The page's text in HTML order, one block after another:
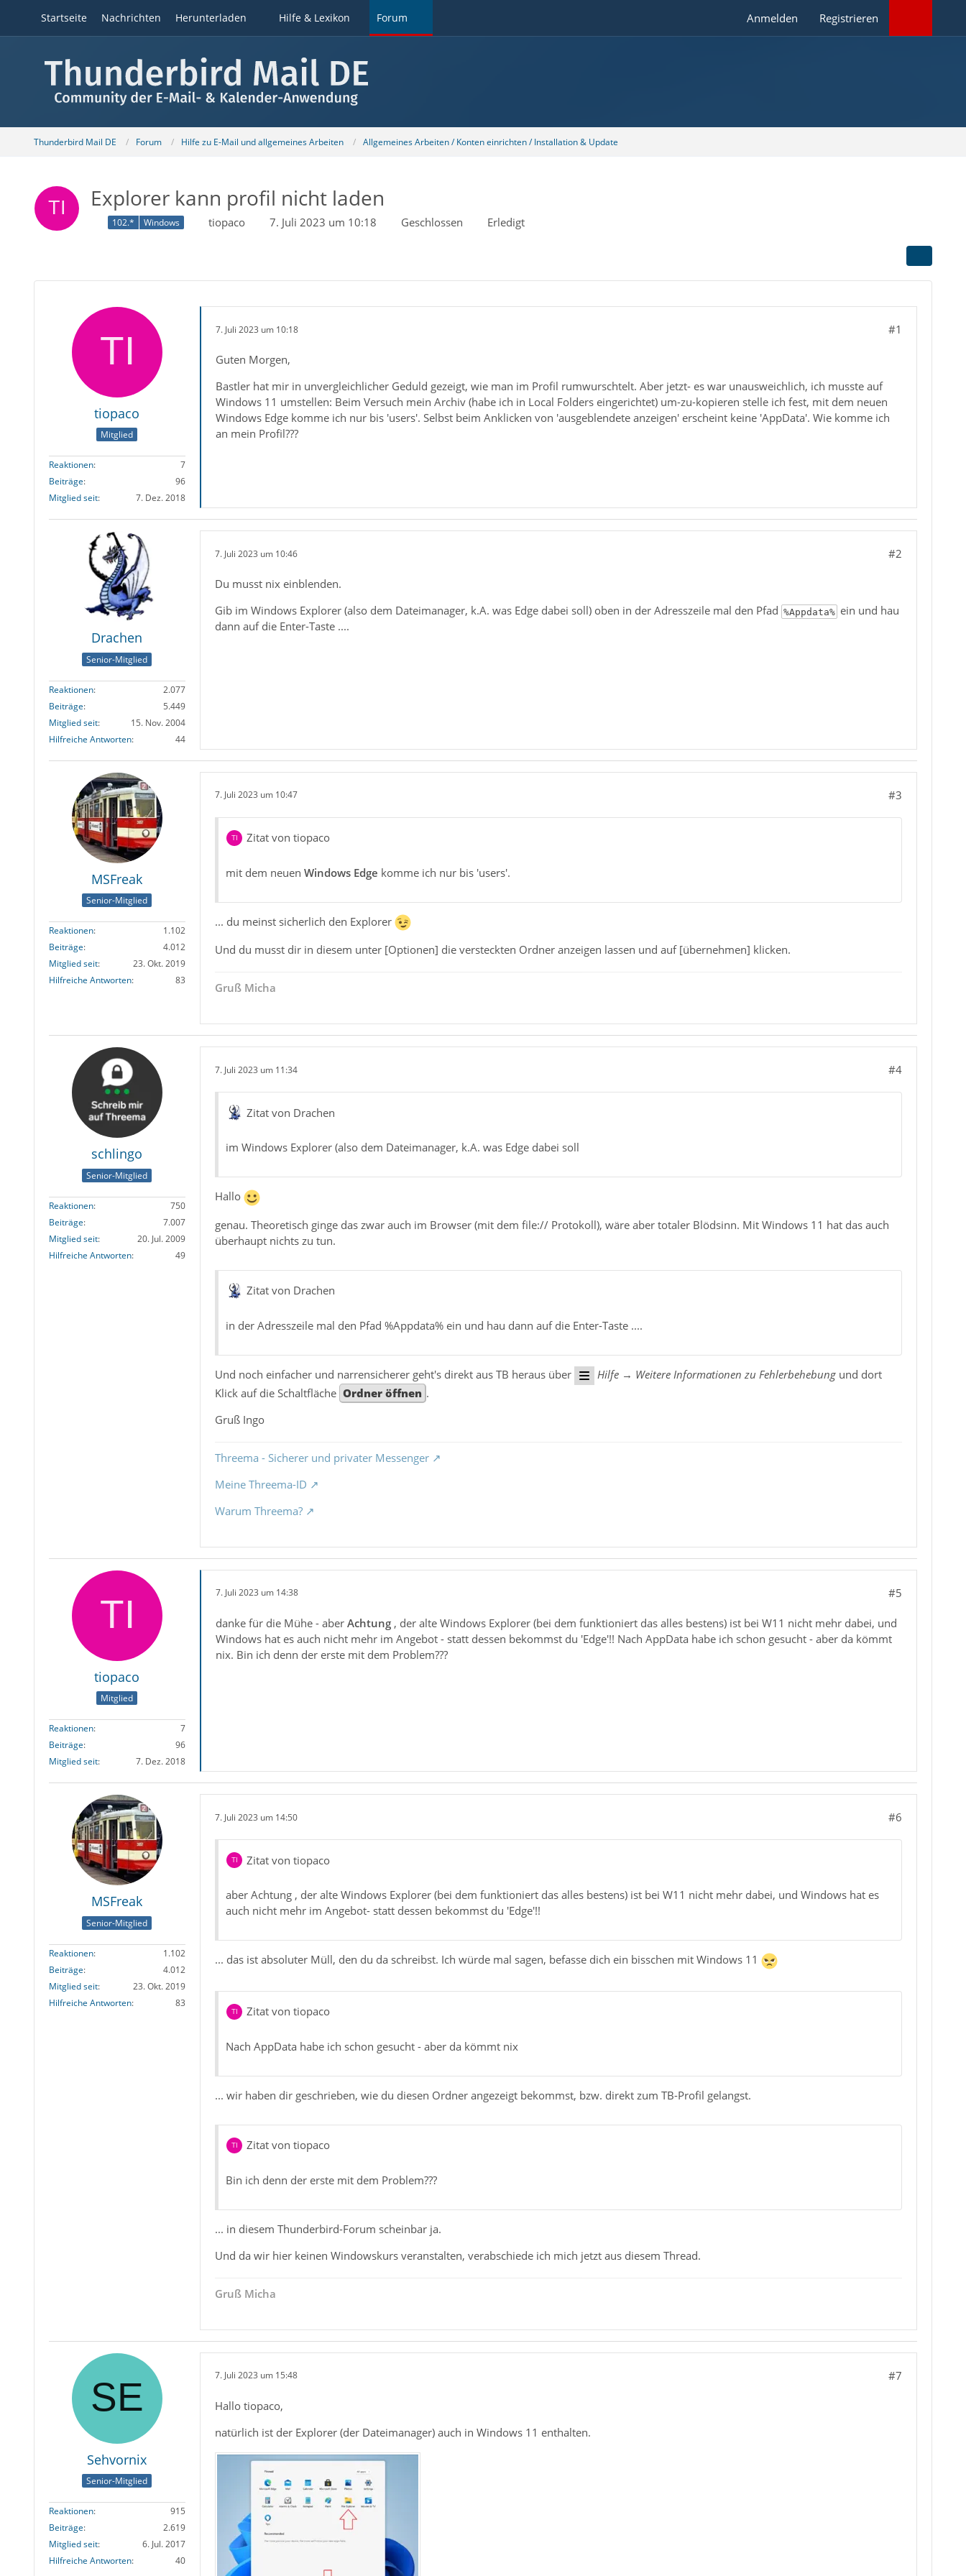
Startseite Nachrichten Herunterladen Hilfe & Lexikon Forum Anmelden Registrieren
Thunderbird Mail DE Forum Hilfe zu E-Mail und allgemeines Arbeiten Allgemeines Arbeiten / Konten einrichten / Installation & Update
Explorer kann profil nicht laden
102.* Windows tiopaco 7. Juli 2023 um 10:18 Geschlossen Erledigt
tiopaco
Mitglied
Reaktionen
7
Beiträge
96
Mitglied seit
7. Dez. 2018
7. Juli 2023 um 10:18 #1
Guten Morgen,
Bastler hat mir in unvergleichlicher Geduld gezeigt, wie man im Profil rumwurschtelt. Aber jetzt- es war unausweichlich, ich musste auf
Windows 11 umstellen: Beim Versuch mein Archiv (habe ich in Local Folders eingerichtet) um-zu-kopieren stelle ich fest, mit dem neuen
Windows Edge komme ich nur bis 'users'. Selbst beim Anklicken von 'ausgeblendete anzeigen' erscheint keine 'AppData'. Wie komme ich
an mein Profil???
Drachen
Senior-Mitglied
Reaktionen
2.077
Beiträge
5.449
Mitglied seit
15. Nov. 2004
Hilfreiche Antworten
44
7. Juli 2023 um 10:46 #2
Du musst nix einblenden.
Gib im Windows Explorer (also dem Dateimanager, k.A. was Edge dabei soll) oben in der Adresszeile mal den Pfad %Appdata% ein und hau
dann auf die Enter-Taste ....
MSFreak
Senior-Mitglied
Reaktionen
1.102
Beiträge
4.012
Mitglied seit
23. Okt. 2019
Hilfreiche Antworten
83
7. Juli 2023 um 10:47 #3
Zitat von tiopaco
mit dem neuen Windows Edge komme ich nur bis 'users'.
... du meinst sicherlich den Explorer
Und du musst dir in diesem unter [Optionen] die versteckten Ordner anzeigen lassen und auf [übernehmen] klicken.
Gruß Micha
schlingo
Senior-Mitglied
Reaktionen
750
Beiträge
7.007
Mitglied seit
20. Jul. 2009
Hilfreiche Antworten
49
7. Juli 2023 um 11:34 #4
Zitat von Drachen
im Windows Explorer (also dem Dateimanager, k.A. was Edge dabei soll
Hallo
genau. Theoretisch ginge das zwar auch im Browser (mit dem file:// Protokoll), wäre aber totaler Blödsinn. Mit Windows 11 hat das auch
überhaupt nichts zu tun.
Zitat von Drachen
in der Adresszeile mal den Pfad %Appdata% ein und hau dann auf die Enter-Taste ....
Und noch einfacher und narrensicherer geht's direkt aus TB heraus über Hilfe→ Weitere Informationen zu Fehlerbehebungund dort
Klick auf die Schaltfläche Ordner öffnen .
Gruß Ingo
Threema - Sicherer und privater Messenger
Meine Threema-ID
Warum Threema?
tiopaco
Mitglied
Reaktionen
7
Beiträge
96
Mitglied seit
7. Dez. 2018
7. Juli 2023 um 14:38 #5
danke für die Mühe - aber Achtung , der alte Windows Explorer (bei dem funktioniert das alles bestens) ist bei W11 nicht mehr dabei, und
Windows hat es auch nicht mehr im Angebot - statt dessen bekommst du 'Edge'!! Nach AppData habe ich schon gesucht - aber da kömmt
nix. Bin ich denn der erste mit dem Problem???
MSFreak
Senior-Mitglied
Reaktionen
1.102
Beiträge
4.012
Mitglied seit
23. Okt. 2019
Hilfreiche Antworten
83
7. Juli 2023 um 14:50 #6
Zitat von tiopaco
aber Achtung , der alte Windows Explorer (bei dem funktioniert das alles bestens) ist bei W11 nicht mehr dabei, und Windows hat es
auch nicht mehr im Angebot- statt dessen bekommst du 'Edge'!!
... das ist absoluter Müll, den du da schreibst. Ich würde mal sagen, befasse dich ein bisschen mit Windows 11
Zitat von tiopaco
Nach AppData habe ich schon gesucht - aber da kömmt nix
... wir haben dir geschrieben, wie du diesen Ordner angezeigt bekommst, bzw. direkt zum TB-Profil gelangst.
Zitat von tiopaco
Bin ich denn der erste mit dem Problem???
... in diesem Thunderbird-Forum scheinbar ja.
Und da wir hier keinen Windowskurs veranstalten, verabschiede ich mich jetzt aus diesem Thread.
Gruß Micha
Sehvornix
Senior-Mitglied
Reaktionen
915
Beiträge
2.619
Mitglied seit
6. Jul. 2017
Hilfreiche Antworten
40
7. Juli 2023 um 15:48 #7
Hallo tiopaco,
natürlich ist der Explorer (der Dateimanager) auch in Windows 11 enthalten.